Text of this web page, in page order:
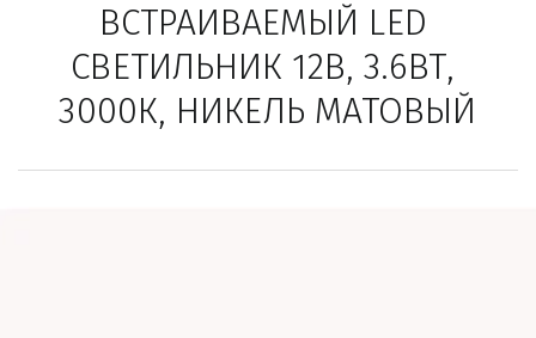
ВСТРАИВАЕМЫЙ LED
СВЕТИЛЬНИК 12В, 3.6ВТ,
3000К, НИКЕЛЬ МАТОВЫЙ